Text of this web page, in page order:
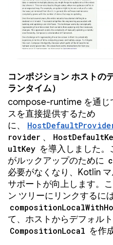
コンポジション ホストの
ランタイム）
compose-runtime を通じ
スを直接提供するため
に、
rovider 、
ultKey を導入しました。
がルックアップのために
必要がなくなり、Kotlin
サポートが向上します。
ン ツリーにリンクするに
て、ホストからデフォル
CompositionLocal を作